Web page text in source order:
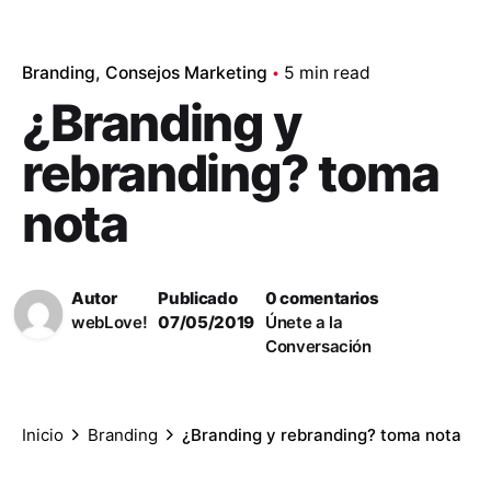
Branding Consejos Marketing 5 min read
¿Branding y
rebranding? toma
nota
Autor
webLove!
Publicado
07/05/2019
0 comentarios
Únete a la
Conversación
Inicio Branding ¿Branding y rebranding? toma nota